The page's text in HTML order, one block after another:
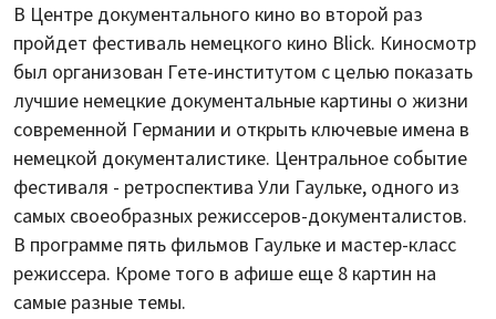
В Центре документального кино во второй раз
пройдет фестиваль немецкого кино Blick. Киносмотр
был организован Гете-институтом с целью показать
лучшие немецкие документальные картины о жизни
современной Германии и открыть ключевые имена в
немецкой документалистике. Центральное событие
фестиваля - ретроспектива Ули Гаульке, одного из
самых своеобразных режиссеров-документалистов.
В программе пять фильмов Гаульке и мастер-класс
режиссера. Кроме того в афише еще 8 картин на
самые разные темы.